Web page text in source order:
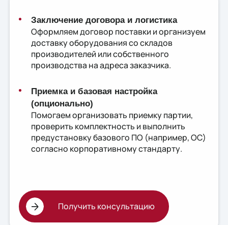
Заключение договора и логистика
Оформляем договор поставки и организуем
доставку оборудования со складов
производителей или собственного
производства на адреса заказчика.
Приемка и базовая настройка
(опционально)
Помогаем организовать приемку партии,
проверить комплектность и выполнить
предустановку базового ПО (например, ОС)
согласно корпоративному стандарту.
Получить консультацию